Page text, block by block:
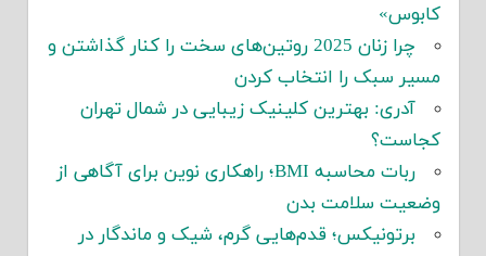
کابوس»
چرا زنان 2025 روتین‌های سخت را کنار گذاشتن و
مسیر سبک را انتخاب کردن
آدری: بهترین کلینیک زیبایی در شمال تهران
کجاست؟
ربات محاسبه BMI؛ راهکاری نوین برای آگاهی از
وضعیت سلامت بدن
برتونیکس؛ قدم‌هایی گرم، شیک و ماندگار در